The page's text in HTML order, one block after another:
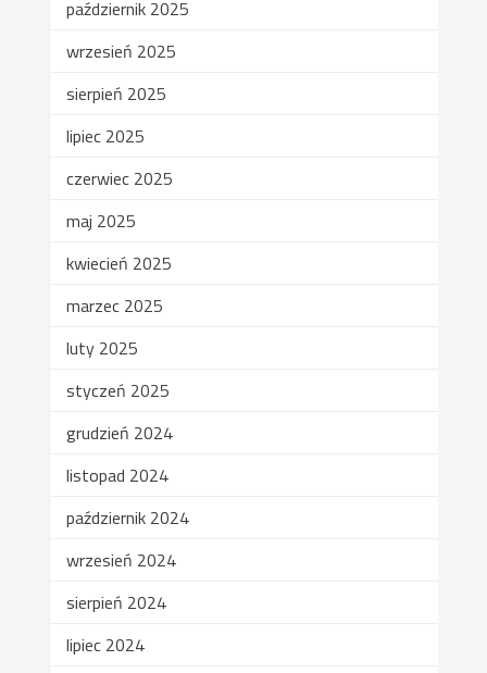
październik 2025
wrzesień 2025
sierpień 2025
lipiec 2025
czerwiec 2025
maj 2025
kwiecień 2025
marzec 2025
luty 2025
styczeń 2025
grudzień 2024
listopad 2024
październik 2024
wrzesień 2024
sierpień 2024
lipiec 2024